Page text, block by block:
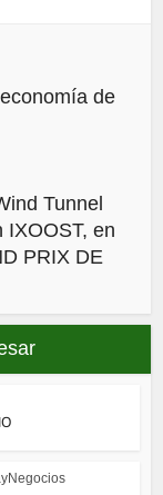
de
Tunnel
IXOOST, en
PRIX DE